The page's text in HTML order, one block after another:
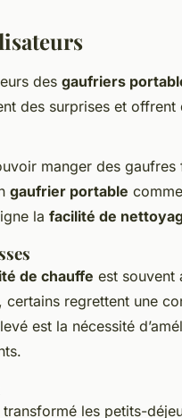
des gaufriers
des surprises et offrent
manger des
gaufrier portable
la facilité de
de chauffe est souvent
regrettent une
est la nécessité
transformé les petits-